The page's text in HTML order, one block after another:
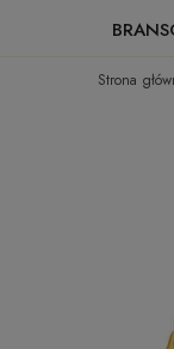
Strona